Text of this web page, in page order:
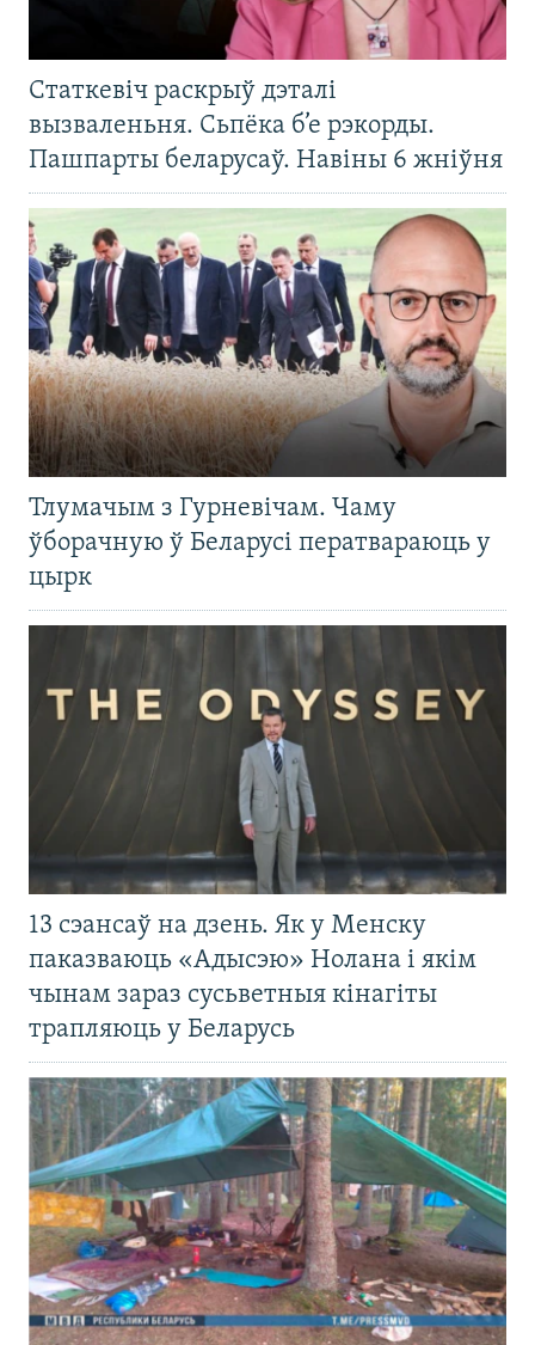
Статкевіч раскрыў дэталі
вызваленьня. Сьпёка б’е рэкорды.
Пашпарты беларусаў. Навіны 6 жніўня
Тлумачым з Гурневічам. Чаму
ўборачную ў Беларусі ператвараюць у
цырк
13 сэансаў на дзень. Як у Менску
паказваюць «Адысэю» Нолана і якім
чынам зараз сусьветныя кінагіты
трапляюць у Беларусь